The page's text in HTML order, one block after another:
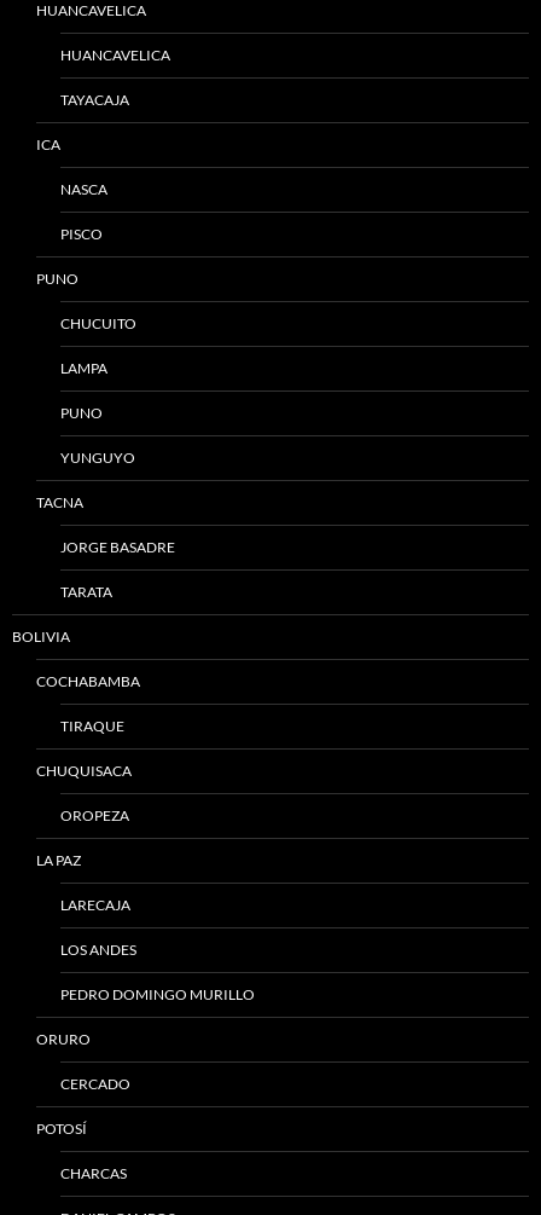
HUANCAVELICA
HUANCAVELICA
TAYACAJA
ICA
NASCA
PISCO
PUNO
CHUCUITO
LAMPA
PUNO
YUNGUYO
TACNA
JORGE BASADRE
TARATA
BOLIVIA
COCHABAMBA
TIRAQUE
CHUQUISACA
OROPEZA
LA PAZ
LARECAJA
LOS ANDES
PEDRO DOMINGO MURILLO
ORURO
CERCADO
POTOSÍ
CHARCAS